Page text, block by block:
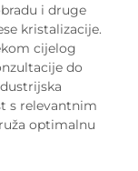
i druge
kristalizacije.
cijelog
do
s relevantnim
optimalnu